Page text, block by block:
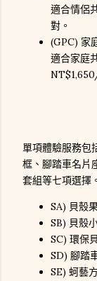
適合情侶
對。
(GPC) 家
適合家庭
單項體驗服務包
框、腳踏車名片
套組等七項選擇。
SA) 貝殼
SB) 貝殼
SC) 環保
SD) 腳踏
SE) 蚵藝